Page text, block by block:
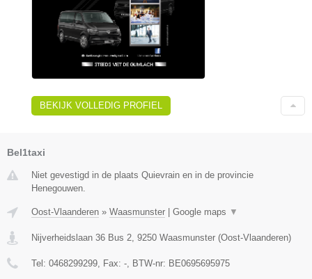
BEKIJK VOLLEDIG PROFIEL
Bel1taxi
Niet gevestigd in de plaats Quievrain en in de provincie
Henegouwen.
Oost-Vlaanderen » Waasmunster Google maps ▼
Nijverheidslaan 36 Bus 2, 9250 Waasmunster (Oost-Vlaanderen)
Tel: 0468299299, Fax: -, BTW-nr: BE0695695975